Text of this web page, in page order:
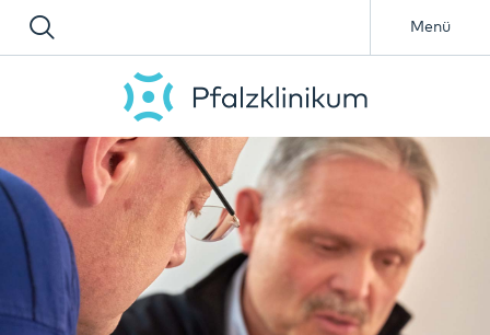
Menü